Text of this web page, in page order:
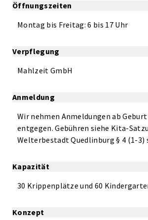
Öffnungszeiten
Montag bis Freitag: 6 bis 17 Uhr
Verpflegung
Mahlzeit GmbH
Anmeldung
Wir nehmen Anmeldungen ab Geburt
entgegen. Gebühren siehe Kita-
Welterbestadt Quedlinburg § 4 (1-3)
Kapazität
30 Krippenplätze und 60
Konzept